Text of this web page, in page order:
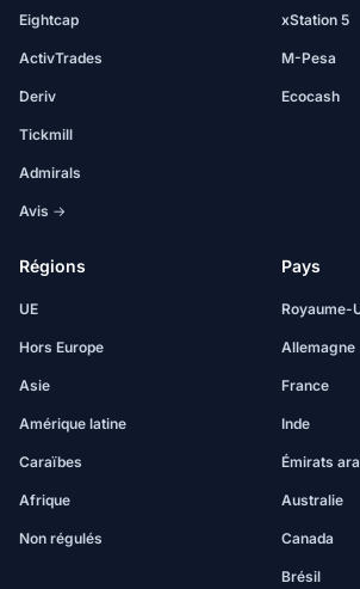
Eightcap
ActivTrades
Deriv
Tickmill
Admirals
Avis →
xStation 5
M-Pesa
Ecocash
Régions
UE
Hors Europe
Asie
Amérique latine
Caraïbes
Afrique
Non régulés
Pays
Royaume-
Allemagne
France
Inde
Émirats
Australie
Canada
Brésil